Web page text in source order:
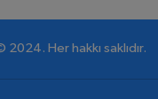
Her hakkı saklıdır.